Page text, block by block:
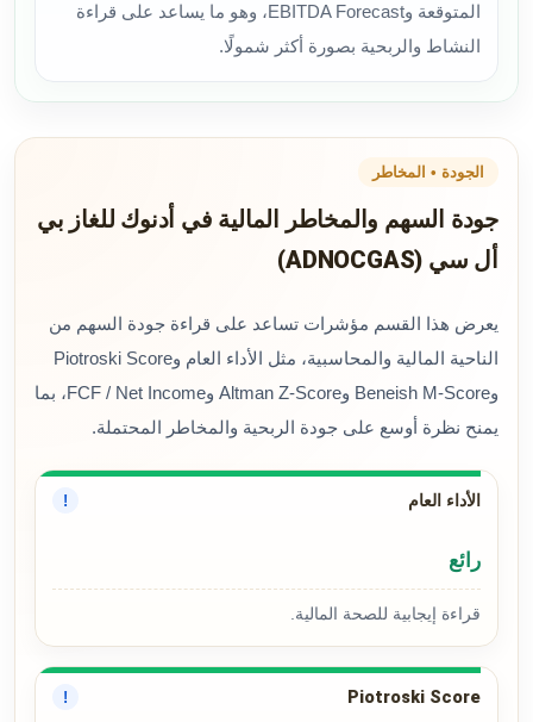
المتوقعة وEBITDA Forecast، وهو ما يساعد على قراءة
النشاط والربحية بصورة أكثر شمولًا.
الجودة • المخاطر
جودة السهم والمخاطر المالية في أدنوك للغاز بي
أل سي (ADNOCGAS)
يعرض هذا القسم مؤشرات تساعد على قراءة جودة السهم من
الناحية المالية والمحاسبية، مثل الأداء العام وPiotroski Score
وBeneish M-Score وAltman Z-Score وFCF / Net Income، بما
يمنح نظرة أوسع على جودة الربحية والمخاطر المحتملة.
الأداء العام !
رائع
قراءة إيجابية للصحة المالية.
Piotroski Score
!